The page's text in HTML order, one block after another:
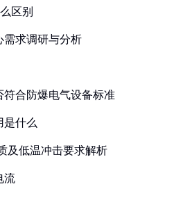
区别
需求调研与分析
合防爆电气设备标准
是什么
及低温冲击要求解析
流